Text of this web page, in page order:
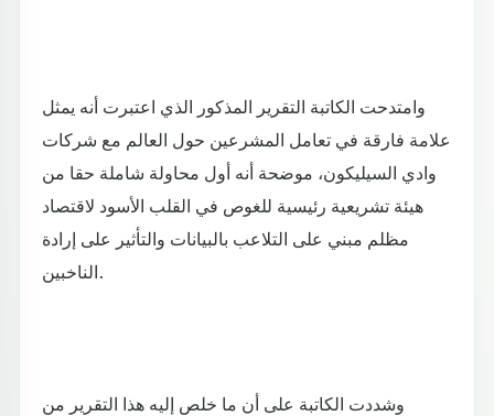
وامتدحت الكاتبة التقرير المذكور الذي اعتبرت أنه يمثل
علامة فارقة في تعامل المشرعين حول العالم مع شركات
وادي السيليكون، موضحة أنه أول محاولة شاملة حقا من
هيئة تشريعية رئيسية للغوص في القلب الأسود لاقتصاد
مظلم مبني على التلاعب بالبيانات والتأثير على إرادة
الناخبين.
وشددت الكاتبة على أن ما خلص إليه هذا التقرير من